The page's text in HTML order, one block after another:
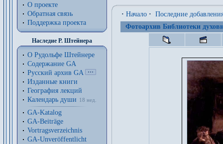
О проекте
Обратная связь
Поддержка проекта
Наследие Р. Штейнера
О Рудольфе Штейнере
Содержание GA
Русский архив GA
Изданные книги
География лекций
Календарь души
18 нед.
GA-Katalog
GA-Beiträge
Vortragsverzeichnis
GA-Unveröffentlicht
· Начало · Последние
Фотоархив Библиотеки